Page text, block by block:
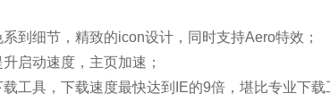
到细节，精致的icon设计，同时支持Aero特效；
启动速度，主页加速；
工具，下载速度最快达到IE的9倍，堪比专业下载